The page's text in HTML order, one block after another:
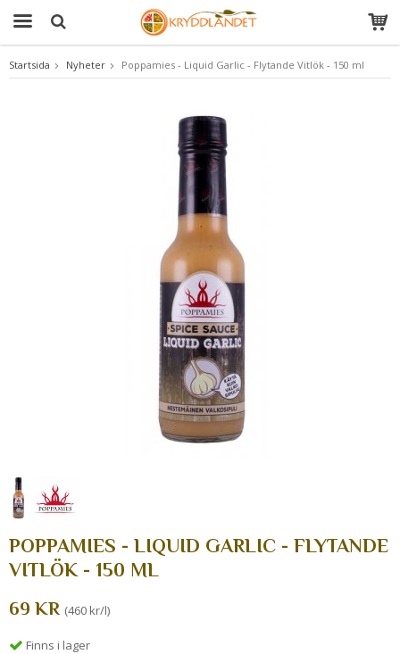
Produkten har blivit tillagd i varukorgen
Startsida Nyheter Poppamies - Liquid Garlic - Flytande Vitlök - 150 ml
POPPAMIES - LIQUID GARLIC - FLYTANDE
VITLÖK - 150 ML
69 KR (460 kr/l)
Finns i lager